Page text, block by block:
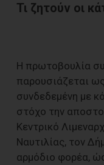
Τι ζητούν οι
Η πρωτοβουλία
παρουσιάζεται
συνδεδεμένη με
στόχο την
Κεντρικό
Ναυτιλίας, τον
αρμόδιο φορέα,